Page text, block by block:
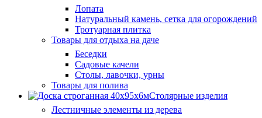
Лопата
Натуральный камень, сетка для огорождений
Тротуарная плитка
Товары для отдыха на даче
Беседки
Садовые качели
Столы, лавочки, урны
Товары для полива
Столярные изделия
Лестничные элементы из дерева